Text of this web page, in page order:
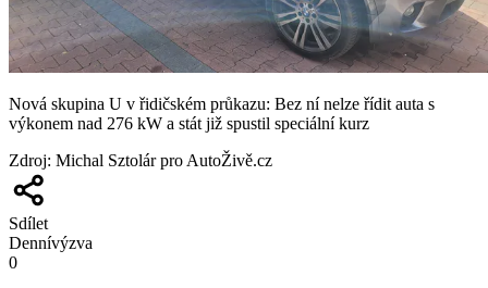
Nová skupina U v řidičském průkazu: Bez ní nelze řídit auta s
výkonem nad 276 kW a stát již spustil speciální kurz
Zdroj: Michal Sztolár pro AutoŽivě.cz
Sdílet
Dennívýzva
0